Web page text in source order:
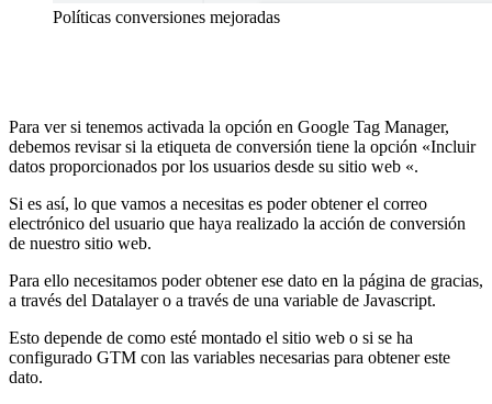
Políticas conversiones mejoradas
Para ver si tenemos activada la opción en Google Tag Manager,
debemos revisar si la etiqueta de conversión tiene la opción «Incluir
datos proporcionados por los usuarios desde su sitio web «.
Si es así, lo que vamos a necesitas es poder obtener el correo
electrónico del usuario que haya realizado la acción de conversión
de nuestro sitio web.
Para ello necesitamos poder obtener ese dato en la página de gracias,
a través del Datalayer o a través de una variable de Javascript.
Esto depende de como esté montado el sitio web o si se ha
configurado GTM con las variables necesarias para obtener este
dato.